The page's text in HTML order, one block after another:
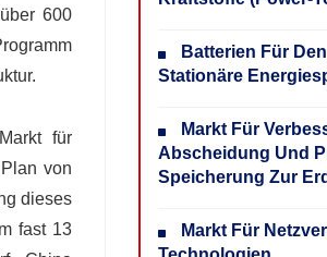
600
für
von
dieses
fast 13
Batterien Für
Stationäre
Markt Für
Abscheidung Und
Speicherung Zur
Markt Für